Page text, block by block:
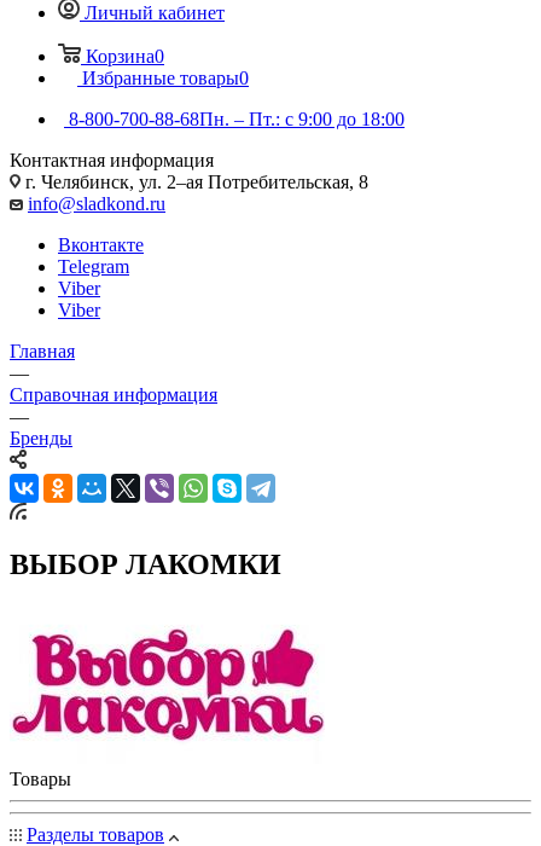
Личный кабинет
Корзина0
Избранные товары0
8-800-700-88-68Пн. – Пт.: с 9:00 до 18:00
Контактная информация
г. Челябинск, ул. 2–ая Потребительская, 8
info@sladkond.ru
Вконтакте
Telegram
Viber
Viber
Главная
—
Справочная информация
—
Бренды
ВЫБОР ЛАКОМКИ
Товары
Разделы товаров